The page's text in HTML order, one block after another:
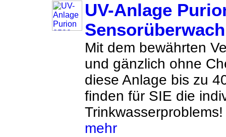
UV-Anlage
Mit dem bewährten
und gänzlich ohne
diese Anlage bis zu
finden für SIE die
mehr